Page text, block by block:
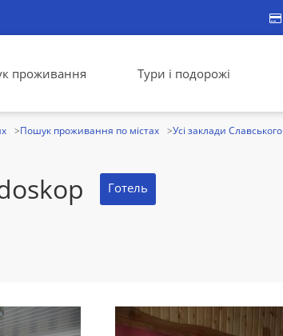
проживання Тури і подорожі
Пошук проживання по містах Усі заклади Славського
Готель